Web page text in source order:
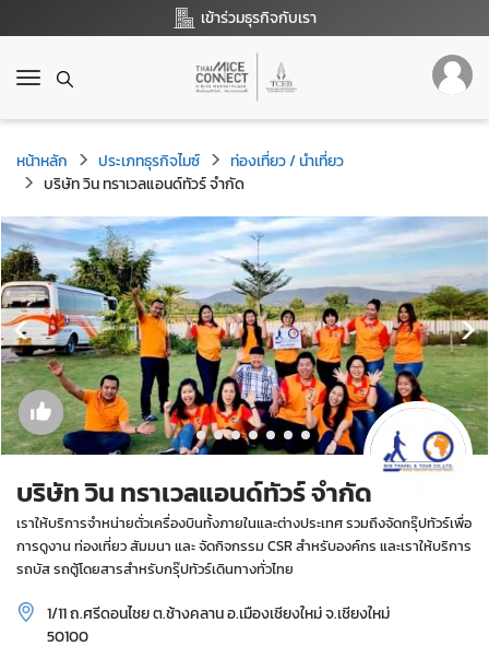
เข้าร่วมธุรกิจกับเรา
T
g
g
l
e
n
a
v
i
g
a
t
i
o
n
หน้าหลัก ประเภทธุรกิจไมซ์
ท่องเที่ยว / นำเที่ยว
บริษัท วิน ทราเวลแอนด์ทัวร์ จำกัด
บริษัท วิน ทราเวลแอนด์ทัวร์ จำกัด
เราให้บริการจำหน่ายตั่วเครื่องบินทั้งภายในและต่างประเทศ รวมถึงจัดกรุ๊ปทัวร์เพื่อ
การดูงาน ท่องเที่ยว สัมมนา และ จัดกิจกรรม CSR สำหรับองค์กร และเราให้บริการ
รถบัส รถตู้โดยสารสำหรับกรุ๊ปทัวร์เดินทางทั่วไทย
1/11 ถ.ศรีดอนไชย ต.ช้างคลาน อ.เมืองเชียงใหม่ จ.เชียงใหม่
50100